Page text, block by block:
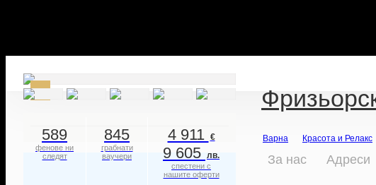
589
фенове ни
следят
845
грабнати
ваучери
4 911 €
9 605 лв.
спестени с
нашите оферти
Варна Красота и Релакс
За нас Адреси